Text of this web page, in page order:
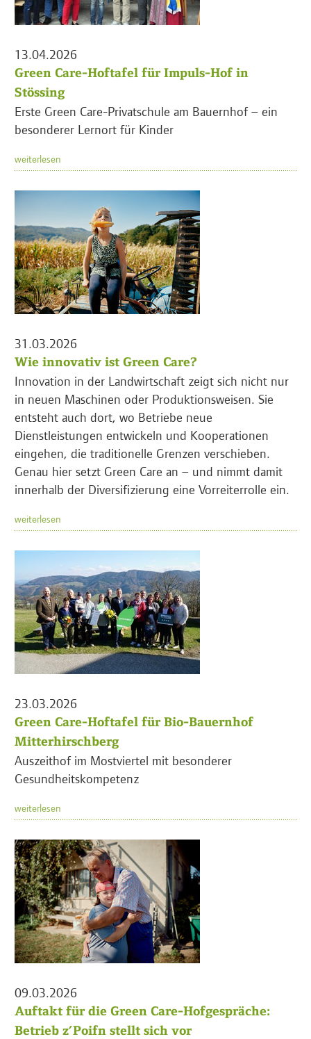
13.04.2026
Green Care-Hoftafel für Impuls-Hof in
Stössing
Erste Green Care-Privatschule am Bauernhof – ein
besonderer Lernort für Kinder
weiterlesen
31.03.2026
Wie innovativ ist Green Care?
Innovation in der Landwirtschaft zeigt sich nicht nur
in neuen Maschinen oder Produktionsweisen. Sie
entsteht auch dort, wo Betriebe neue
Dienstleistungen entwickeln und Kooperationen
eingehen, die traditionelle Grenzen verschieben.
Genau hier setzt Green Care an – und nimmt damit
innerhalb der Diversifizierung eine Vorreiterrolle ein.
weiterlesen
23.03.2026
Green Care-Hoftafel für Bio-Bauernhof
Mitterhirschberg
Auszeithof im Mostviertel mit besonderer
Gesundheitskompetenz
weiterlesen
09.03.2026
Auftakt für die Green Care-Hofgespräche:
Betrieb z’Poifn stellt sich vor